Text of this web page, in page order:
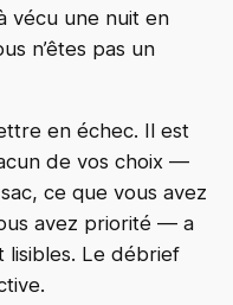
vécu une nuit en
n’êtes pas un
en échec. Il est
de vos choix —
ce que vous avez
avez priorité — a
lisibles. Le débrief